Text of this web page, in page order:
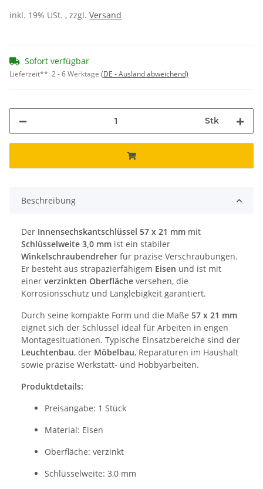
inkl. 19% USt. , zzgl. Versand
Sofort verfügbar
Lieferzeit**:2 - 6 Werktage (DE - Ausland abweichend)
Stk
Beschreibung
Der Innensechskantschlüssel 57 x 21 mm mit
Schlüsselweite 3,0 mm ist ein stabiler
Winkelschraubendreher für präzise Verschraubungen.
Er besteht aus strapazierfähigem Eisen und ist mit
einer verzinkten Oberfläche versehen, die
Korrosionsschutz und Langlebigkeit garantiert.
Durch seine kompakte Form und die Maße 57 x 21 mm
eignet sich der Schlüssel ideal für Arbeiten in engen
Montagesituationen. Typische Einsatzbereiche sind der
Leuchtenbau, der Möbelbau, Reparaturen im Haushalt
sowie präzise Werkstatt- und Hobbyarbeiten.
Produktdetails:
Preisangabe: 1 Stück
Material: Eisen
Oberfläche: verzinkt
Schlüsselweite: 3,0 mm